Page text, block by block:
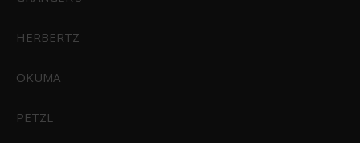
HERBERTZ
OKUMA
PETZL